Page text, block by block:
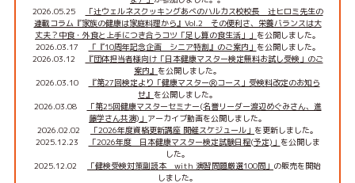
2026.05.25
「辻ウェルネスクッキングあべのハルカス校校長 辻ヒロミ先生の
連載コラム『家族の健康は家庭料理から』Vol.2 その便利さ、栄養バランスは大
丈夫？中食・外食と上手につき合うコツ「足し算の食生活」」 を公開しました。
2026.03.17
「『10周年記念企画 シニア特割』のご案内」 を公開しました。
2026.03.12
『団体担当者様向け「日本健康マスター検定無料お試し受検」のご
案内』 を公開しました。
2026.03.10
『第27回検定より「健康マスターⓇコース」受検料改定のお知ら
せ』 を公開しました。
2026.03.08
「第25回健康マスターセミナー(名誉リーダー渡辺めぐみさん、進
藤学さん共演)」 アーカイブ動画を公開しました。
2026.02.02
「2026年度資格更新講座 開催スケジュール」 を更新しました。
2025.12.23
「2026年度 日本健康マスター検定試験日程(予定)」 を公開しま
した。
2025.12.02
「健検受検対策副読本 with 演習問題厳選100問」 の販売を開始
しました。